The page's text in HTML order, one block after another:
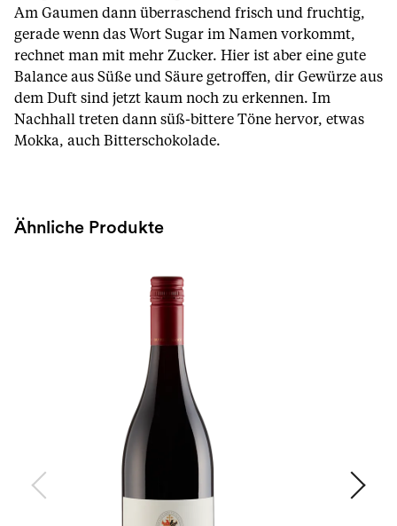
Am Gaumen dann überraschend frisch und fruchtig,
gerade wenn das Wort Sugar im Namen vorkommt,
rechnet man mit mehr Zucker. Hier ist aber eine gute
Balance aus Süße und Säure getroffen, dir Gewürze aus
dem Duft sind jetzt kaum noch zu erkennen. Im
Nachhall treten dann süß-bittere Töne hervor, etwas
Mokka, auch Bitterschokolade.
Ähnliche Produkte